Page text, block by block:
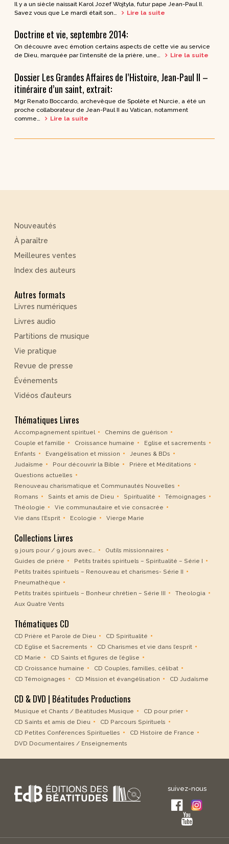
Il y a un siècle naissait Karol Jozef Wojtyla, futur pape Jean-Paul II.
Savez vous que Le mardi était son…
Lire la suite
Doctrine et vie, septembre 2014:
On découvre avec émotion certains aspects de cette vie au service
de Dieu, marquée par l’intensité de la prière, une…
Lire la suite
Dossier Les Grandes Affaires de l’Histoire, Jean-Paul II –
itinéraire d’un saint, extrait:
Mgr Renato Boccardo, archevêque de Spolète et Nurcie, a été un
proche collaborateur de Jean-Paul II au Vatican, notamment
comme…
Lire la suite
Nouveautés
À paraître
Meilleures ventes
Index des auteurs
Autres formats
Livres numériques
Livres audio
Partitions de musique
Vie pratique
Revue de presse
Événements
Vidéos d’auteurs
Thématiques Livres
Accompagnement spirituel
Chemins de guérison
Couple et famille
Croissance humaine
Eglise et sacrements
Enfants
Evangélisation et mission
Jeunes & BDs
Judaïsme
Pour découvrir la Bible
Prière et Méditations
Questions actuelles
Renouveau charismatique et Communautés Nouvelles
Romans
Saints et amis de Dieu Spiritualité
Témoignages
Théologie
Vie communautaire et vie consacrée
Vie dans l’Esprit
Ecologie Vierge Marie
Collections Livres
9 jours pour / 9 jours avec…
Outils missionnaires
Guides de prière
Petits traités spirituels – Spiritualité – Série I
Petits traités spirituels – Renouveau et charismes- Série II
Pneumathèque
Petits traités spirituels – Bonheur chrétien – Série III
Theologia
Aux Quatre Vents
Thématiques CD
CD Prière et Parole de Dieu
CD Spiritualité
CD Eglise et Sacrements
CD Charismes et vie dans l’esprit
CD Marie
CD Saints et figures de l’église
CD Croissance humaine
CD Couples, familles, célibat
CD Témoignages
CD Mission et évangélisation CD Judaïsme
CD & DVD | Béatitudes Productions
Musique et Chants / Béatitudes Musique
CD pour prier
CD Saints et amis de Dieu
CD Parcours Spirituels
CD Petites Conférences Spirituelles
CD Histoire de France
DVD Documentaires / Enseignements
suivez-nous